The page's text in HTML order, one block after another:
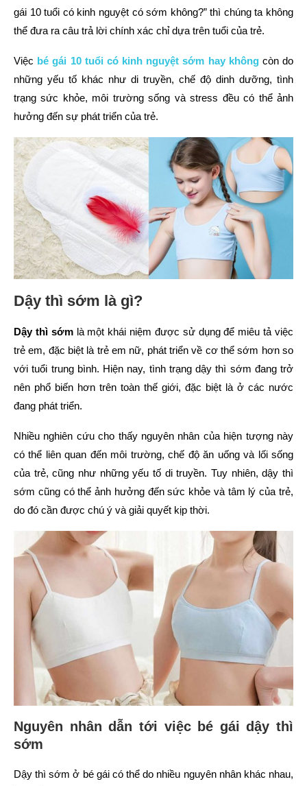
gái 10 tuổi có kinh nguyệt có sớm không?” thì chúng ta không
thể đưa ra câu trả lời chính xác chỉ dựa trên tuổi của trẻ.
Việc bé gái 10 tuổi có kinh nguyệt sớm hay khôngcòn do
những yếu tố khác như di truyền, chế độ dinh dưỡng, tình
trạng sức khỏe, môi trường sống và stress đều có thể ảnh
hưởng đến sự phát triển của trẻ.
Dậy thì sớm là gì?
Dậy thì sớmlà một khái niệm được sử dụng để miêu tả việc
trẻ em, đặc biệt là trẻ em nữ, phát triển về cơ thể sớm hơn so
với tuổi trung bình. Hiện nay, tình trạng dậy thì sớm đang trở
nên phổ biến hơn trên toàn thế giới, đặc biệt là ở các nước
đang phát triển.
Nhiều nghiên cứu cho thấy nguyên nhân của hiện tượng này
có thể liên quan đến môi trường, chế độ ăn uống và lối sống
của trẻ, cũng như những yếu tố di truyền. Tuy nhiên, dậy thì
sớm cũng có thể ảnh hưởng đến sức khỏe và tâm lý của trẻ,
do đó cần được chú ý và giải quyết kịp thời.
Nguyên nhân dẫn tới việc bé gái dậy thì
sớm
Dậy thì sớm ở bé gái có thể do nhiều nguyên nhân khác nhau,